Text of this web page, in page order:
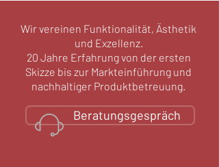
Wir vereinen Funktionalität, Ästhetik
und Exzellenz.
20 Jahre Erfahrung von der ersten
Skizze bis zur Markteinführung und
nachhaltiger Produktbetreuung.
Beratungsgespräch